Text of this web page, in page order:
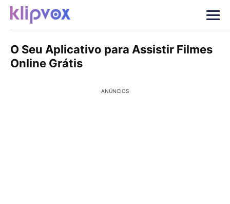
O Seu Aplicativo para Assistir Filmes
Online Grátis
ANÚNCIOS